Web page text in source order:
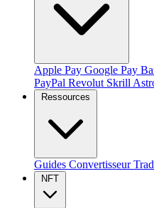
Apple Pay Google Pay
PayPal Revolut Skrill
Ressources
Guides Convertisseur
NFT